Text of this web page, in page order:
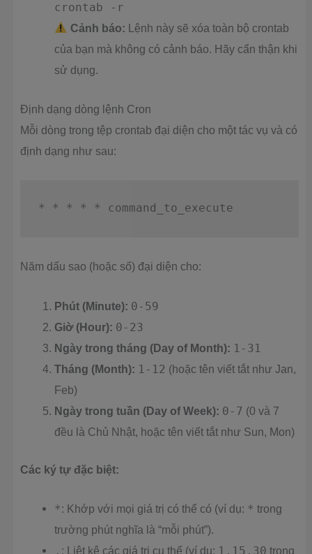
crontab -r
Cảnh báo: Lệnh này sẽ xóa toàn bộ crontab
của bạn mà không có cảnh báo. Hãy cẩn thận khi
sử dụng.
Định dạng dòng lệnh Cron
Mỗi dòng trong tệp crontab đại diện cho một tác vụ và có
định dạng như sau:
Năm dấu sao (hoặc số) đại diện cho:
Phút (Minute): 0-59
Giờ (Hour): 0-23
Ngày trong tháng (Day of Month): 1-31
Tháng (Month): 1-12 (hoặc tên viết tắt như Jan,
Feb)
Ngày trong tuần (Day of Week): 0-7 (0 và 7
đều là Chủ Nhật, hoặc tên viết tắt như Sun, Mon)
Các ký tự đặc biệt:
*: Khớp với mọi giá trị có thể có (ví dụ: * trong
trường phút nghĩa là “mỗi phút”).
, : Liệt kê các giá trị cụ thể (ví dụ: 1,15,30 trong